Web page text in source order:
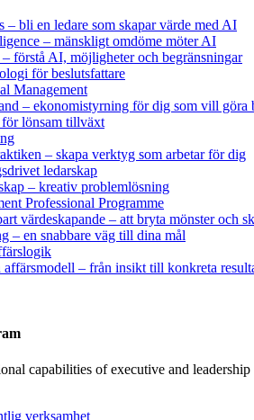
– bli en ledare som skapar värde med AI
– mänskligt omdöme möter AI
förstå AI, möjligheter och begränsningar
för beslutsfattare
Management
– ekonomistyrning för dig som vill göra
lönsam tillväxt
– skapa verktyg som arbetar för dig
ledarskap
– kreativ problemlösning
Professional Programme
värdeskapande – att bryta mönster och
– en snabbare väg till dina mål
affärsmodell – från insikt till konkreta
capabilities of executive and leadership
verksamhet